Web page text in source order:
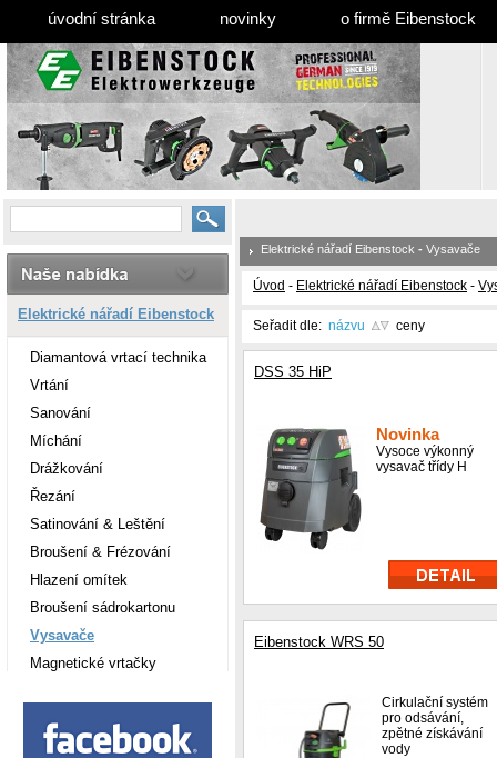
úvodní stránka novinky o firmě Eibenstock
Elektrické nářadí Eibenstock
Diamantová vrtací technika
Vrtání
Sanování
Míchání
Drážkování
Řezání
Satinování & Leštění
Broušení & Frézování
Hlazení omítek
Broušení sádrokartonu
Vysavače
Magnetické vrtačky
Elektrické nářadí Eibenstock - Vysavače
Úvod - Elektrické nářadí Eibenstock -
Seřadit dle: názvu ceny
DSS 35 HiP
Novinka
Vysoce výkonný
vysavač třídy H
Eibenstock WRS 50
Cirkulační systém
pro odsávání,
zpětné získávání
vody